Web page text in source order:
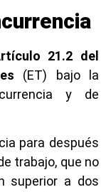
21.2 del
(ET) bajo la
y de
para después
trabajo, que no
superior a dos